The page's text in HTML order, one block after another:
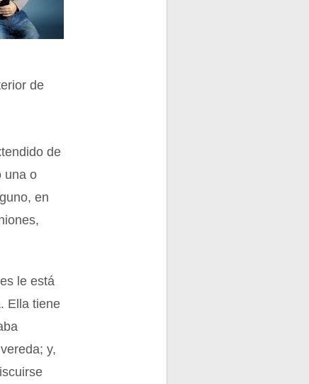
de
de
una o
en
le está
Ella tiene
y,